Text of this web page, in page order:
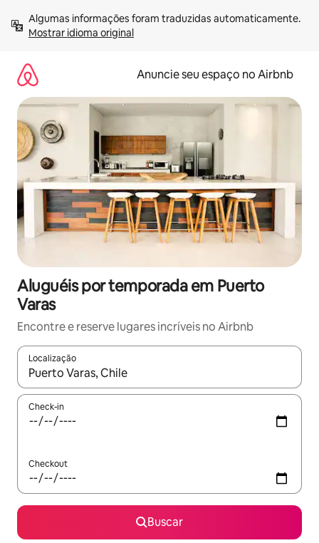
para
Mostrar idioma original
Anuncie seu espaço no Airbnb
Aluguéis por temporada em Puerto
Varas
Encontre e reserve lugares incríveis no Airbnb
Localização
Quando os resultados estiverem disponíveis, explore-os
Check-in
Checkout
Buscar